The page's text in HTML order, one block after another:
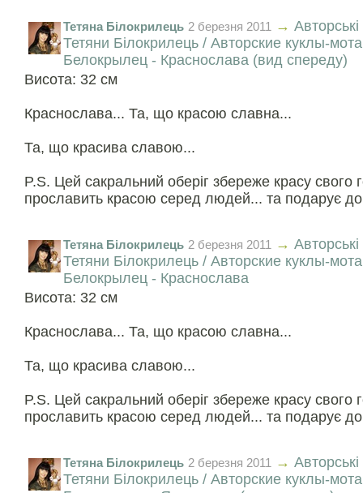
Тетяна Білокрилець 2 березня 2011 →
Тетяни Білокрилець / Авторские куклы-
Белокрылец - Краснослава (вид спереду)
Висота: 32 см
Краснослава... Та, що красою славна...
Та, що красива славою...
P.S. Цей сакральний оберіг збереже красу свого
прославить красою серед людей... та подарує
Тетяна Білокрилець 2 березня 2011 →
Тетяни Білокрилець / Авторские куклы-
Белокрылец - Краснослава
Висота: 32 см
Краснослава... Та, що красою славна...
Та, що красива славою...
P.S. Цей сакральний оберіг збереже красу свого
прославить красою серед людей... та подарує
Тетяна Білокрилець 2 березня 2011 →
Тетяни Білокрилець / Авторские куклы-